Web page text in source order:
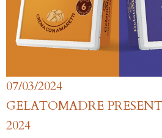
07/03/2024
GELATOMADRE
2024